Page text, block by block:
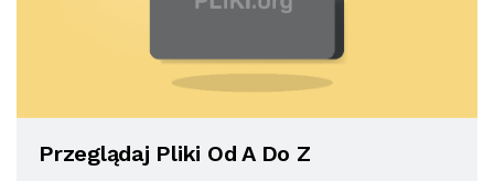
Przeglądaj Pliki Od A Do Z